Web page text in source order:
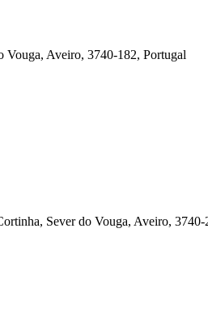
Vouga, Aveiro, 3740-182, Portugal
Sever do Vouga, Aveiro, 3740-